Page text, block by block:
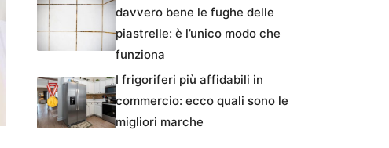
davvero bene le fughe delle
piastrelle: è l’unico modo che
funziona
I frigoriferi più affidabili in
commercio: ecco quali sono le
migliori marche